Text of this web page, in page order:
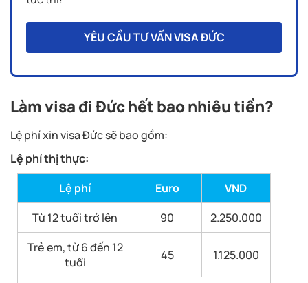
YÊU CẦU TƯ VẤN VISA ĐỨC
Làm visa đi Đức hết bao nhiêu tiền?
Lệ phí xin visa Đức sẽ bao gồm:
Lệ phí thị thực:
Lệ phí
Euro
VND
Từ 12 tuổi trở lên
90
2.250.000
Trẻ em, từ 6 đến 12
tuổi
45 1.125.000